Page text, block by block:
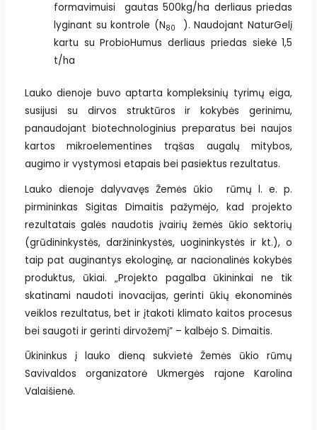
formavimuisi gautas 500kg/ha derliaus priedas
lyginant su kontrole (N80
). Naudojant NaturGelį
kartu su ProbioHumus derliaus priedas siekė 1,5
t/ha
Lauko dienoje buvo aptarta kompleksinių tyrimų eiga,
susijusi su dirvos struktūros ir kokybės gerinimu,
panaudojant biotechnologinius preparatus bei naujos
kartos mikroelementines trąšas augalų mitybos,
augimo ir vystymosi etapais bei pasiektus rezultatus.
Lauko dienoje dalyvavęs Žemės ūkio rūmų l. e. p.
pirmininkas Sigitas Dimaitis pažymėjo, kad projekto
rezultatais galės naudotis įvairių žemės ūkio sektorių
(grūdininkystės, daržininkystės, uogininkystės ir kt.), o
taip pat auginantys ekologinę, ar nacionalinės kokybės
produktus, ūkiai. „Projekto pagalba ūkininkai ne tik
skatinami naudoti inovacijas, gerinti ūkių ekonominės
veiklos rezultatus, bet ir įtakoti klimato kaitos procesus
bei saugoti ir gerinti dirvožemį” – kalbėjo S. Dimaitis.
Ūkininkus į lauko dieną sukvietė Žemės ūkio rūmų
Savivaldos organizatorė Ukmergės rajone Karolina
Valaišienė.